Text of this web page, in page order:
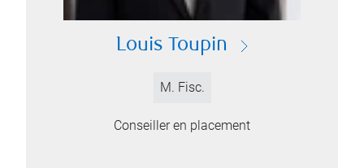
Louis Toupin
M. Fisc.
Conseiller en placement